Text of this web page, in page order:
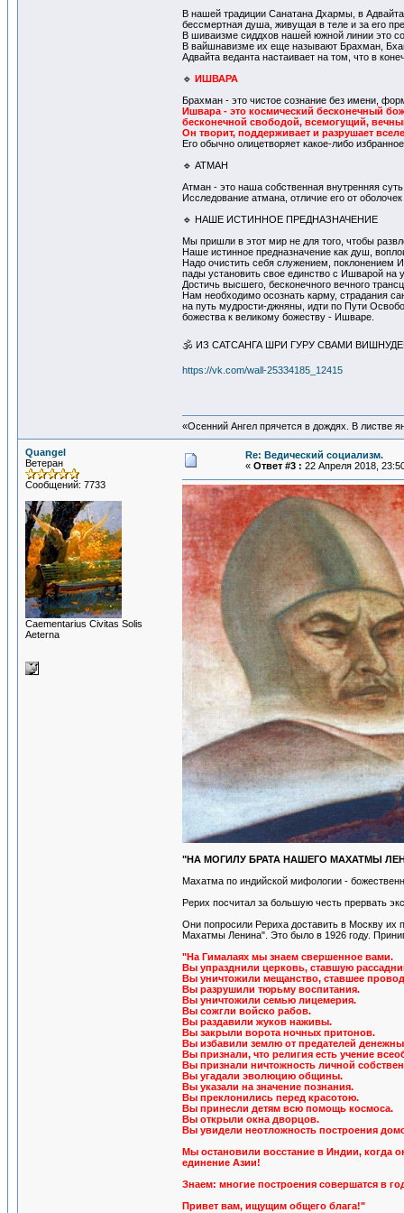
В нашей традиции Санатана Дхармы, в
бессмертная душа, живущая в теле и за его
В шиваизме сиддхов нашей южной линии это
В вайшнавизме их еще называют Брахман,
Адвайта веданта настаивает на том, что в
🔹 ИШВАРА
Брахман - это чистое сознание без имени,
Ишвара - это космический бесконечный
бесконечной свободой, всемогущий,
Он творит, поддерживает и разрушает
Его обычно олицетворяет какое-либо
🔹 АТМАН
Атман - это наша собственная внутренняя
Исследование атмана, отличие его от
🔹 НАШЕ ИСТИННОЕ ПРЕДНАЗНАЧЕНИЕ
Мы пришли в этот мир не для того, чтобы
Наше истинное предназначение как душ,
Надо очистить себя служением, поклонением
пады установить свое единство с Ишварой на
Достичь высшего, бесконечного вечного
Нам необходимо осознать карму, страдания
на путь мудрости-джняны, идти по Пути
божества к великому божеству - Ишваре.
🕉 ИЗ САТСАНГА ШРИ ГУРУ СВАМИ
https://vk.com/wall-25334185_12415
«Осенний Ангел прячется в дождях. В листве
Quangel
Ветеран
Сообщений: 7733
Сaementarius Civitas Solis
Aeterna
Re: Ведический социализм.
« Ответ #3 : 22 Апреля 2018,
"НА МОГИЛУ БРАТА НАШЕГО МАХАТМЫ
Махатма по индийской мифологии -
Рерих посчитал за большую честь прервать
Они попросили Рериха доставить в Москву их
Махатмы Ленина". Это было в 1926 году.
"На Гималаях мы знаем свершенное вами.
Вы упразднили церковь, ставшую
Вы уничтожили мещанство, ставшее
Вы разрушили тюрьму воспитания.
Вы уничтожили семью лицемерия.
Вы сожгли войско рабов.
Вы раздавили жуков наживы.
Вы закрыли ворота ночных притонов.
Вы избавили землю от предателей
Вы признали, что религия есть учение
Вы признали ничтожность личной
Вы угадали эволюцию общины.
Вы указали на значение познания.
Вы преклонились перед красотою.
Вы принесли детям всю помощь космоса.
Вы открыли окна дворцов.
Вы увидели неотложность построения
Мы остановили восстание в Индии, когда
единение Азии!
Знаем: многие построения совершатся в
Привет вам, ищущим общего блага!"